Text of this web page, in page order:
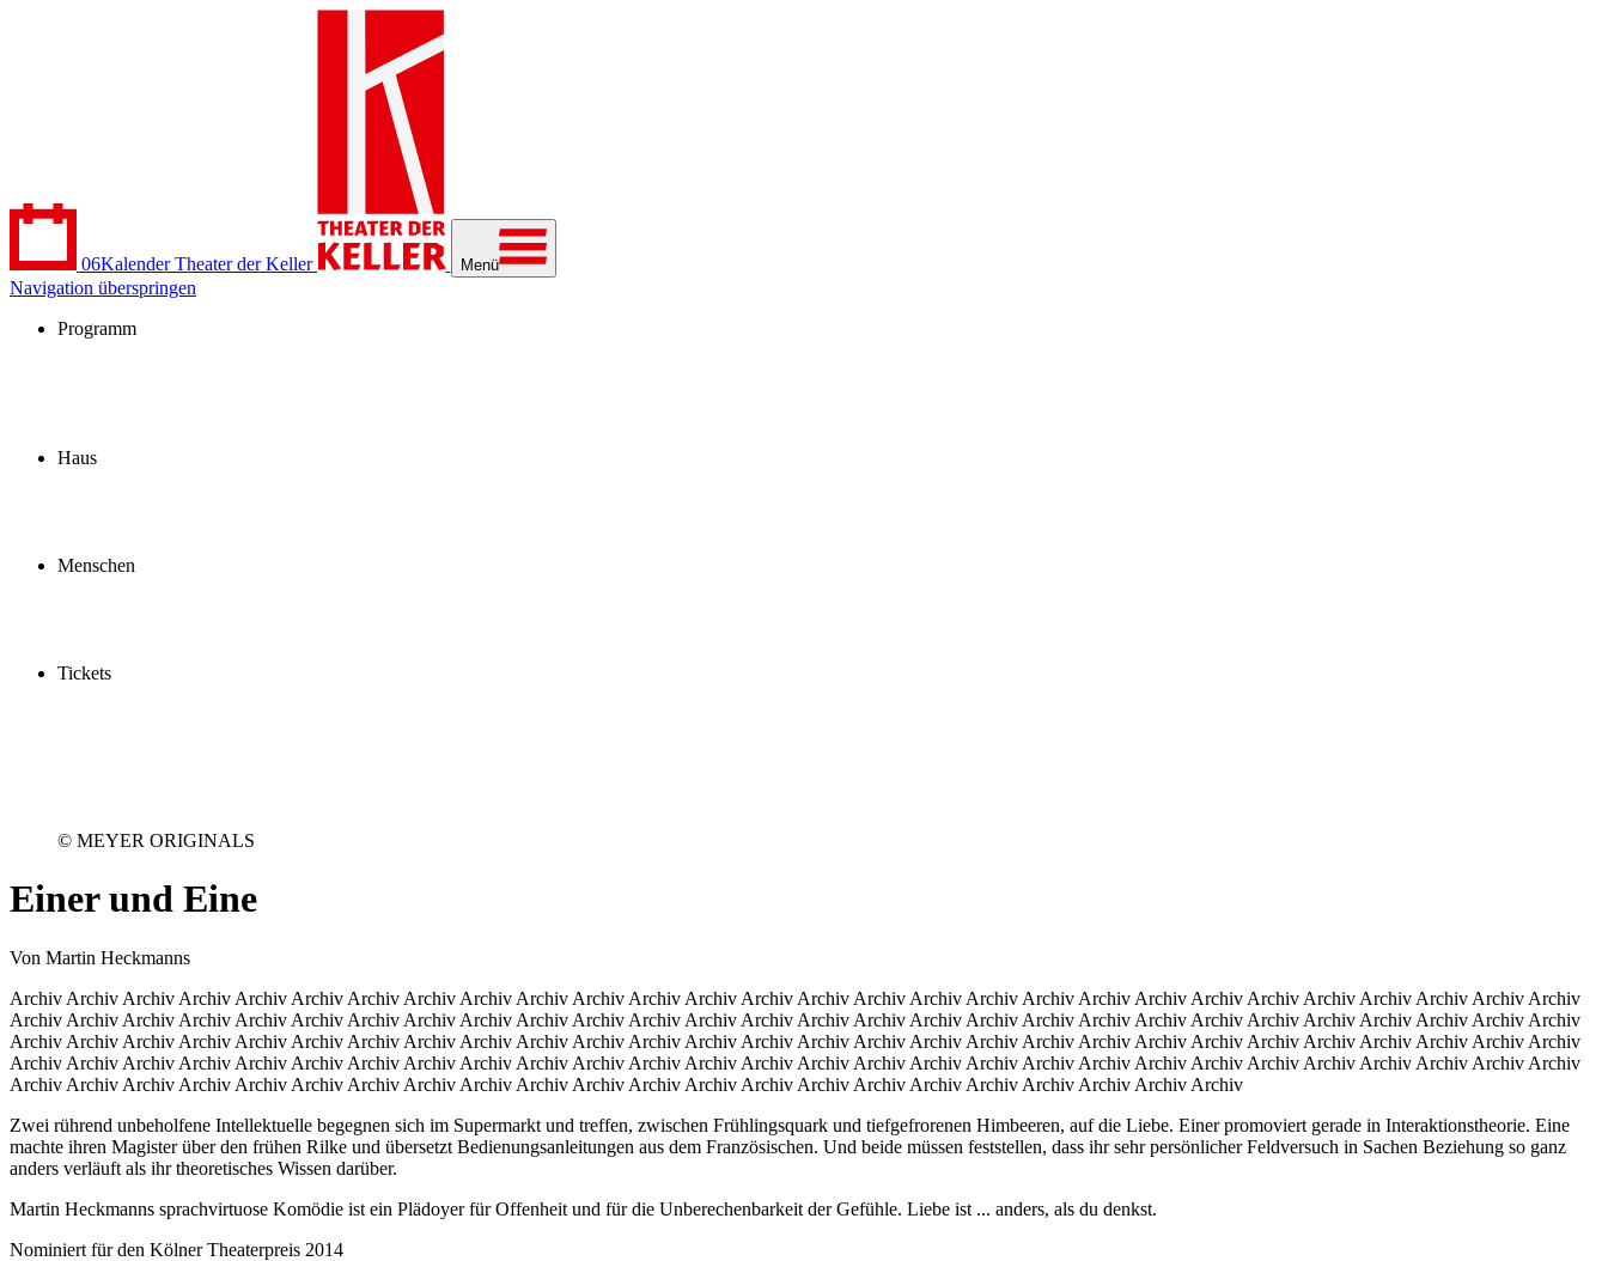
06Kalender Theater der Keller Menü
Navigation überspringen
Programm
Haus
Menschen
Tickets
© MEYER ORIGINALS
Einer und Eine
Von Martin Heckmanns
Archiv Archiv Archiv Archiv Archiv Archiv Archiv Archiv Archiv Archiv Archiv Archiv Archiv Archiv Archiv Archiv Archiv Archiv Archiv Archiv Archiv Archiv Archiv Archiv Archiv Archiv Archiv Archiv
Archiv Archiv Archiv Archiv Archiv Archiv Archiv Archiv Archiv Archiv Archiv Archiv Archiv Archiv Archiv Archiv Archiv Archiv Archiv Archiv Archiv Archiv Archiv Archiv Archiv Archiv Archiv Archiv
Archiv Archiv Archiv Archiv Archiv Archiv Archiv Archiv Archiv Archiv Archiv Archiv Archiv Archiv Archiv Archiv Archiv Archiv Archiv Archiv Archiv Archiv Archiv Archiv Archiv Archiv Archiv Archiv
Archiv Archiv Archiv Archiv Archiv Archiv Archiv Archiv Archiv Archiv Archiv Archiv Archiv Archiv Archiv Archiv Archiv Archiv Archiv Archiv Archiv Archiv Archiv Archiv Archiv Archiv Archiv Archiv
Archiv Archiv Archiv Archiv Archiv Archiv Archiv Archiv Archiv Archiv Archiv Archiv Archiv Archiv Archiv Archiv Archiv Archiv Archiv Archiv Archiv Archiv
Zwei rührend unbeholfene Intellektuelle begegnen sich im Supermarkt und treffen, zwischen Frühlingsquark und tiefgefrorenen Himbeeren, auf die Liebe. Einer promoviert gerade in Interaktionstheorie. Eine
machte ihren Magister über den frühen Rilke und übersetzt Bedienungsanleitungen aus dem Französischen. Und beide müssen feststellen, dass ihr sehr persönlicher Feldversuch in Sachen Beziehung so ganz
anders verläuft als ihr theoretisches Wissen darüber.
Martin Heckmanns sprachvirtuose Komödie ist ein Plädoyer für Offenheit und für die Unberechenbarkeit der Gefühle. Liebe ist ... anders, als du denkst.
Nominiert für den Kölner Theaterpreis 2014